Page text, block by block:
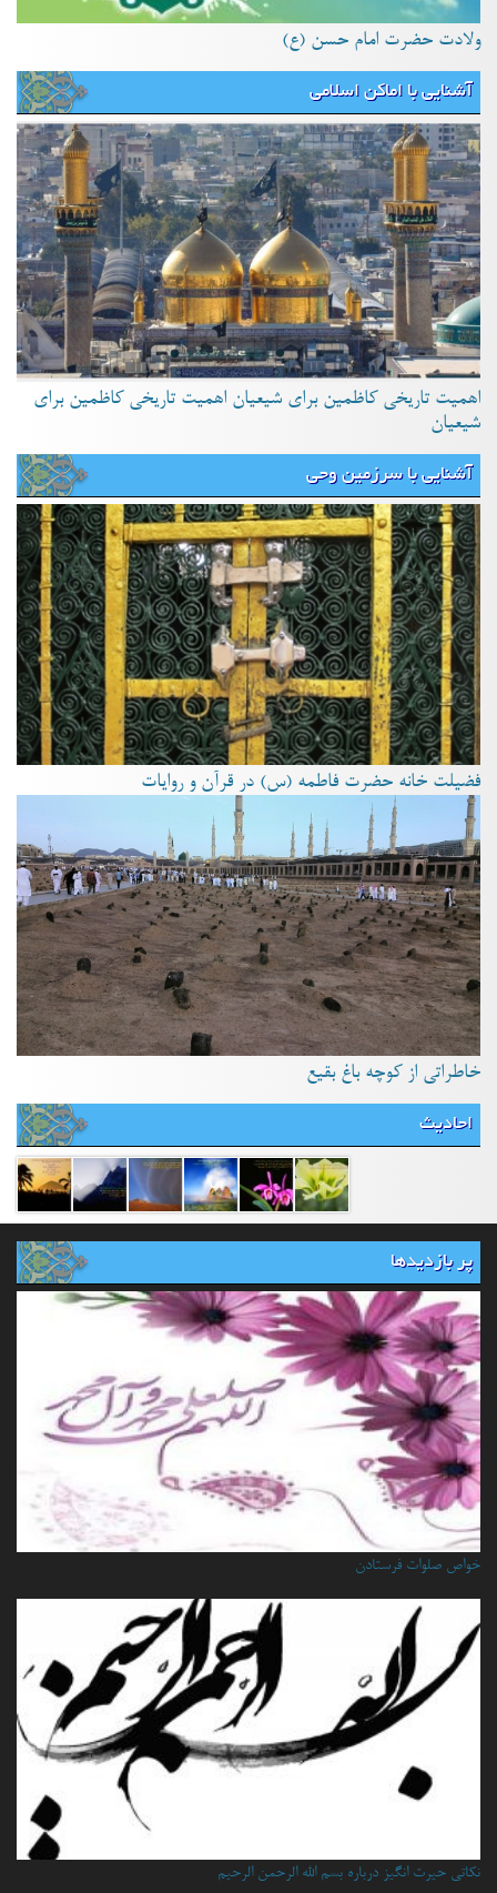
ولادت حضرت امام حسن (ع)
آشنایی با اماکن اسلامی
اهمیت تاریخی کاظمین برای شیعیان اهمیت تاریخی کاظمین برای
شیعیان
آشنایی با سرزمین وحی
فضیلت خانه حضرت فاطمه (س) در قرآن و روایات
خاطراتی از کوچه باغ بقیع
احادیث
پر بازدیدها
خواص صلوات فرستادن
نكاتي حيرت انگيز درباره بسم الله الرحمن الرحيم